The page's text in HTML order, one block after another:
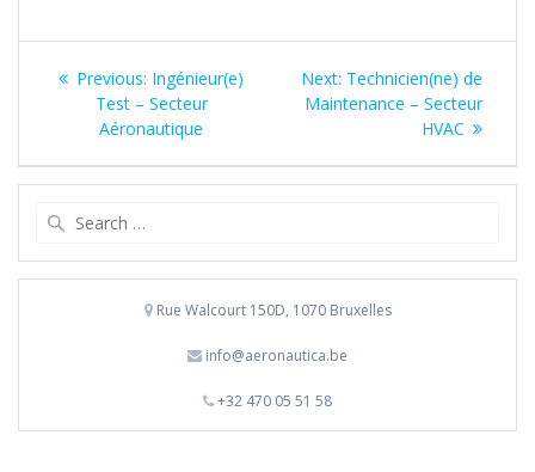
Post
navigation
Previous: Previous
post:
Ingénieur(e)
Test – Secteur
Aéronautique
Next: Next
post:
Technicien(ne) de
Maintenance – Secteur
HVAC
Rue Walcourt 150D, 1070 Bruxelles
info@aeronautica.be
+32 470 05 51 58